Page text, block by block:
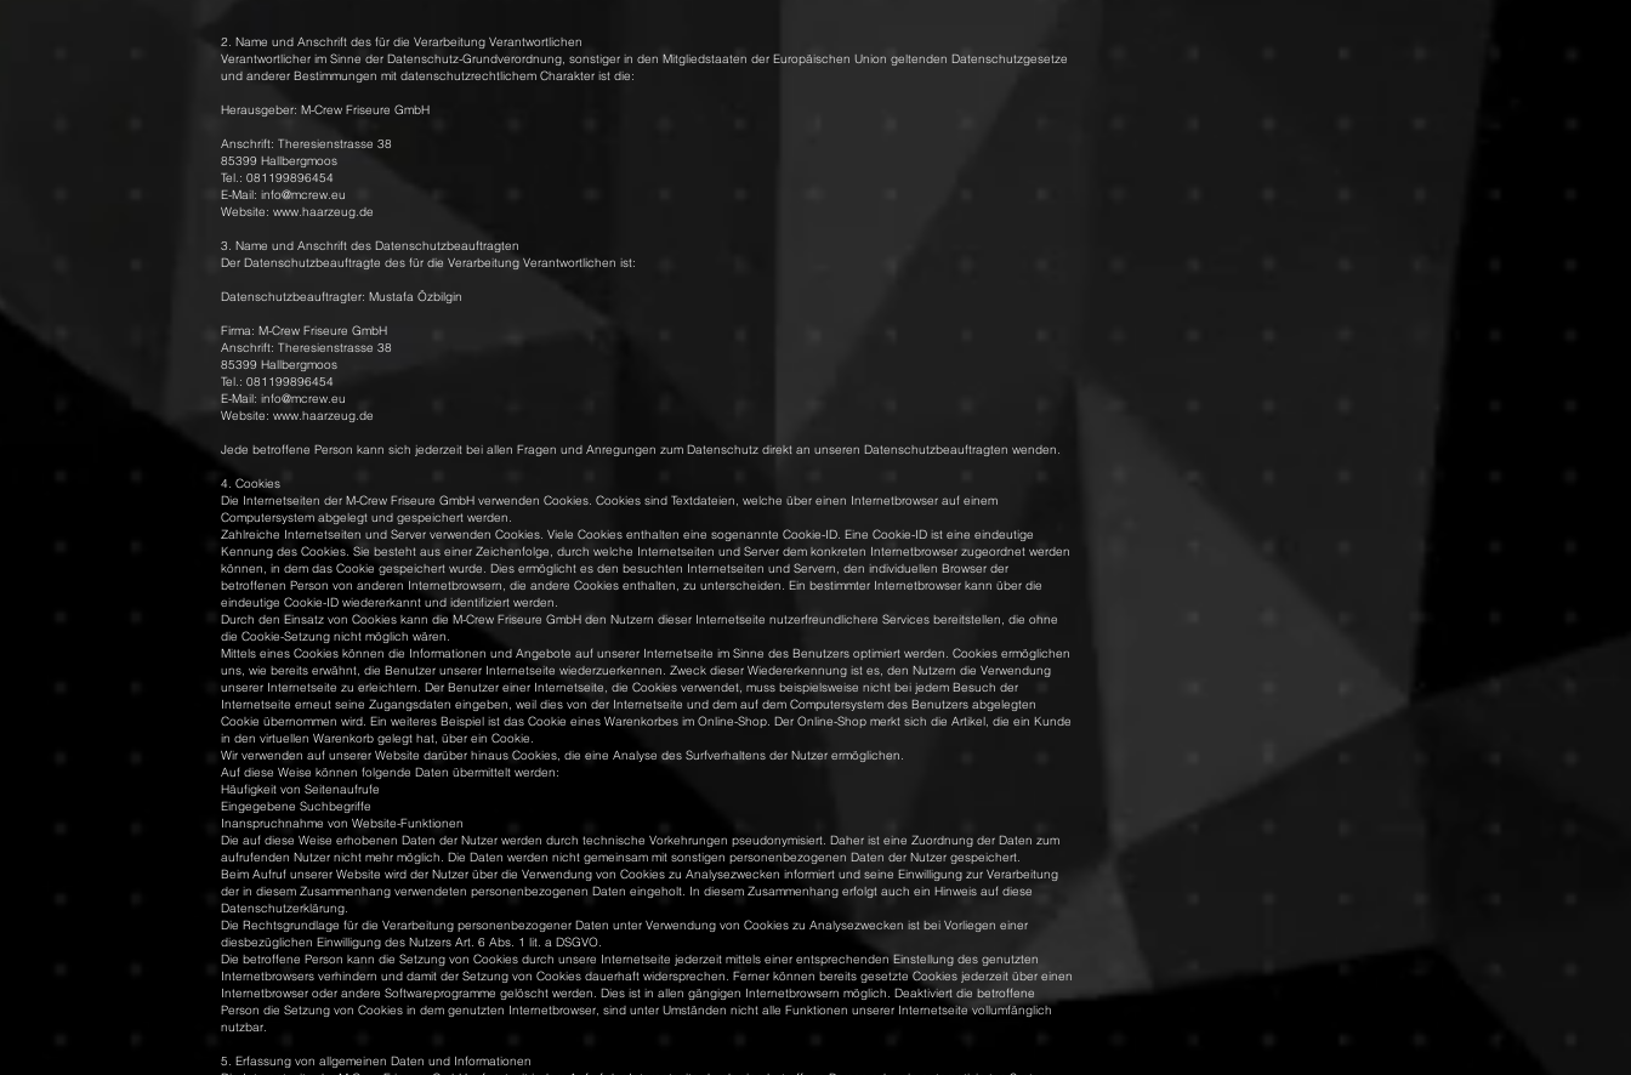
2. Name und Anschrift des für die Verarbeitung Verantwortlichen
Verantwortlicher im Sinne der Datenschutz-Grundverordnung, sonstiger in den Mitgliedstaaten der Europäischen Union geltenden Datenschutzgesetze
und anderer Bestimmungen mit datenschutzrechtlichem Charakter ist die:
Herausgeber: M-Crew Friseure GmbH
Anschrift: Theresienstrasse 38
85399 Hallbergmoos
Tel.: 081199896454
E-Mail: info@mcrew.eu
Website: www.haarzeug.de
3. Name und Anschrift des Datenschutzbeauftragten
Der Datenschutzbeauftragte des für die Verarbeitung Verantwortlichen ist:
Datenschutzbeauftragter: Mustafa Özbilgin
Firma: M-Crew Friseure GmbH
Anschrift: Theresienstrasse 38
85399 Hallbergmoos
Tel.: 081199896454
E-Mail: info@mcrew.eu
Website: www.haarzeug.de
Jede betroffene Person kann sich jederzeit bei allen Fragen und Anregungen zum Datenschutz direkt an unseren Datenschutzbeauftragten wenden.
4. Cookies
Die Internetseiten der M-Crew Friseure GmbH verwenden Cookies. Cookies sind Textdateien, welche über einen Internetbrowser auf einem
Computersystem abgelegt und gespeichert werden.
Zahlreiche Internetseiten und Server verwenden Cookies. Viele Cookies enthalten eine sogenannte Cookie-ID. Eine Cookie-ID ist eine eindeutige
Kennung des Cookies. Sie besteht aus einer Zeichenfolge, durch welche Internetseiten und Server dem konkreten Internetbrowser zugeordnet werden
können, in dem das Cookie gespeichert wurde. Dies ermöglicht es den besuchten Internetseiten und Servern, den individuellen Browser der
betroffenen Person von anderen Internetbrowsern, die andere Cookies enthalten, zu unterscheiden. Ein bestimmter Internetbrowser kann über die
eindeutige Cookie-ID wiedererkannt und identifiziert werden.
Durch den Einsatz von Cookies kann die M-Crew Friseure GmbH den Nutzern dieser Internetseite nutzerfreundlichere Services bereitstellen, die ohne
die Cookie-Setzung nicht möglich wären.
Mittels eines Cookies können die Informationen und Angebote auf unserer Internetseite im Sinne des Benutzers optimiert werden. Cookies ermöglichen
uns, wie bereits erwähnt, die Benutzer unserer Internetseite wiederzuerkennen. Zweck dieser Wiedererkennung ist es, den Nutzern die Verwendung
unserer Internetseite zu erleichtern. Der Benutzer einer Internetseite, die Cookies verwendet, muss beispielsweise nicht bei jedem Besuch der
Internetseite erneut seine Zugangsdaten eingeben, weil dies von der Internetseite und dem auf dem Computersystem des Benutzers abgelegten
Cookie übernommen wird. Ein weiteres Beispiel ist das Cookie eines Warenkorbes im Online-Shop. Der Online-Shop merkt sich die Artikel, die ein Kunde
in den virtuellen Warenkorb gelegt hat, über ein Cookie.
Wir verwenden auf unserer Website darüber hinaus Cookies, die eine Analyse des Surfverhaltens der Nutzer ermöglichen.
Auf diese Weise können folgende Daten übermittelt werden:
Häufigkeit von Seitenaufrufe
Eingegebene Suchbegriffe
Inanspruchnahme von Website-Funktionen
Die auf diese Weise erhobenen Daten der Nutzer werden durch technische Vorkehrungen pseudonymisiert. Daher ist eine Zuordnung der Daten zum
aufrufenden Nutzer nicht mehr möglich. Die Daten werden nicht gemeinsam mit sonstigen personenbezogenen Daten der Nutzer gespeichert.
Beim Aufruf unserer Website wird der Nutzer über die Verwendung von Cookies zu Analysezwecken informiert und seine Einwilligung zur Verarbeitung
der in diesem Zusammenhang verwendeten personenbezogenen Daten eingeholt. In diesem Zusammenhang erfolgt auch ein Hinweis auf diese
Datenschutzerklärung.
Die Rechtsgrundlage für die Verarbeitung personenbezogener Daten unter Verwendung von Cookies zu Analysezwecken ist bei Vorliegen einer
diesbezüglichen Einwilligung des Nutzers Art. 6 Abs. 1 lit. a DSGVO.
Die betroffene Person kann die Setzung von Cookies durch unsere Internetseite jederzeit mittels einer entsprechenden Einstellung des genutzten
Internetbrowsers verhindern und damit der Setzung von Cookies dauerhaft widersprechen. Ferner können bereits gesetzte Cookies jederzeit über einen
Internetbrowser oder andere Softwareprogramme gelöscht werden. Dies ist in allen gängigen Internetbrowsern möglich. Deaktiviert die betroffene
Person die Setzung von Cookies in dem genutzten Internetbrowser, sind unter Umständen nicht alle Funktionen unserer Internetseite vollumfänglich
nutzbar.
5. Erfassung von allgemeinen Daten und Informationen